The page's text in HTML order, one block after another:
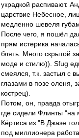
украдкой распивают.
царствие Небесное,
медленно шевеля
После чего, я пошёл
прям истерика
блять. Много скрытой
моде и стилю)). Sfug
смеялся, т.к. застыл с
глазами в позе оленя,
кострец).
Потом, он, правда
где сидели Флинты "на
Кёртиса из "В Джазе
под миллионера